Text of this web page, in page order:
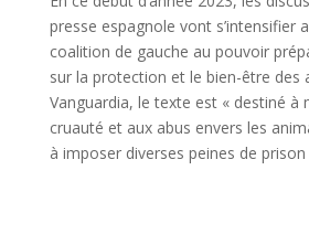
presse espagnole vont s’intensifier
coalition de gauche au pouvoir
sur la protection et le bien-être des
Vanguardia, le texte est « destiné à
cruauté et aux abus envers les
à imposer diverses peines de prison